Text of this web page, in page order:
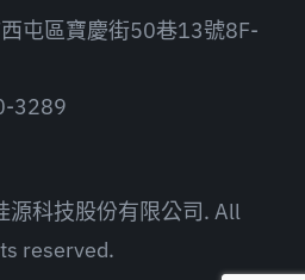
屯區寶慶街50巷13號8F-
3289
科技股份有限公司. All
reserved.